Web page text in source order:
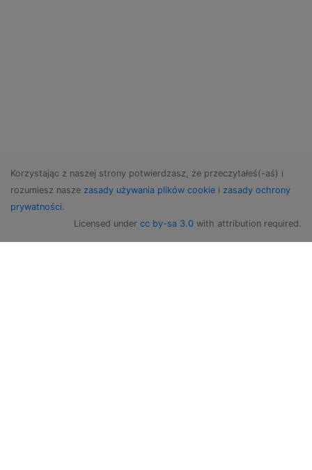
Korzystając z naszej strony potwierdzasz, że przeczytałeś(-aś) i
rozumiesz nasze zasady używania plików cookie i zasady ochrony
prywatności.
Licensed under cc by-sa 3.0 with attribution required.